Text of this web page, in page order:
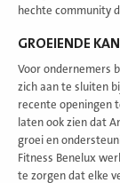
hechte community
GROEIENDE
Voor ondernemers
zich aan te sluiten
recente openingen
laten ook zien dat
groei en
Fitness Benelux
te zorgen dat elke